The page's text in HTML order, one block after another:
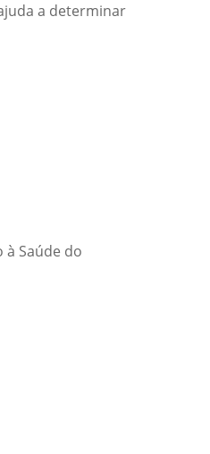
a determinar
Saúde do